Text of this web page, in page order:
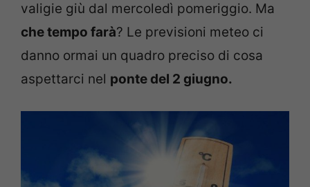
valigie giù dal mercoledì pomeriggio. Ma
che tempo farà? Le previsioni meteo ci
danno ormai un quadro preciso di cosa
aspettarci nel ponte del 2 giugno.